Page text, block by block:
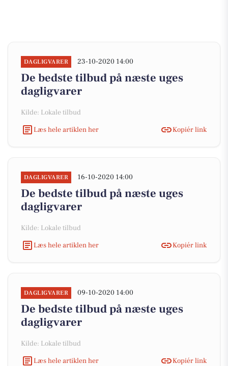
DAGLIGVARER 23-10-2020 14:00
De bedste tilbud på næste uges
dagligvarer
Kilde: Lokale tilbud
Læs hele artiklen her
Kopiér link
DAGLIGVARER 16-10-2020 14:00
De bedste tilbud på næste uges
dagligvarer
Kilde: Lokale tilbud
Læs hele artiklen her
Kopiér link
DAGLIGVARER 09-10-2020 14:00
De bedste tilbud på næste uges
dagligvarer
Kilde: Lokale tilbud
Læs hele artiklen her
Kopiér link